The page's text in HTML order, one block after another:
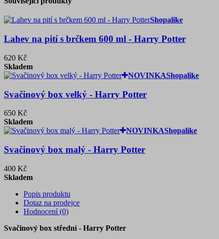
Shopalike
Lahev na pití s brčkem 600 ml - Harry Potter
620 Kč
Skladem
NOVINKAShopalike
Svačinový box velký - Harry Potter
650 Kč
Skladem
NOVINKAShopalike
Svačinový box malý - Harry Potter
400 Kč
Skladem
Popis produktu
Dotaz na prodejce
Hodnocení (0)
Svačinový box střední - Harry Potter